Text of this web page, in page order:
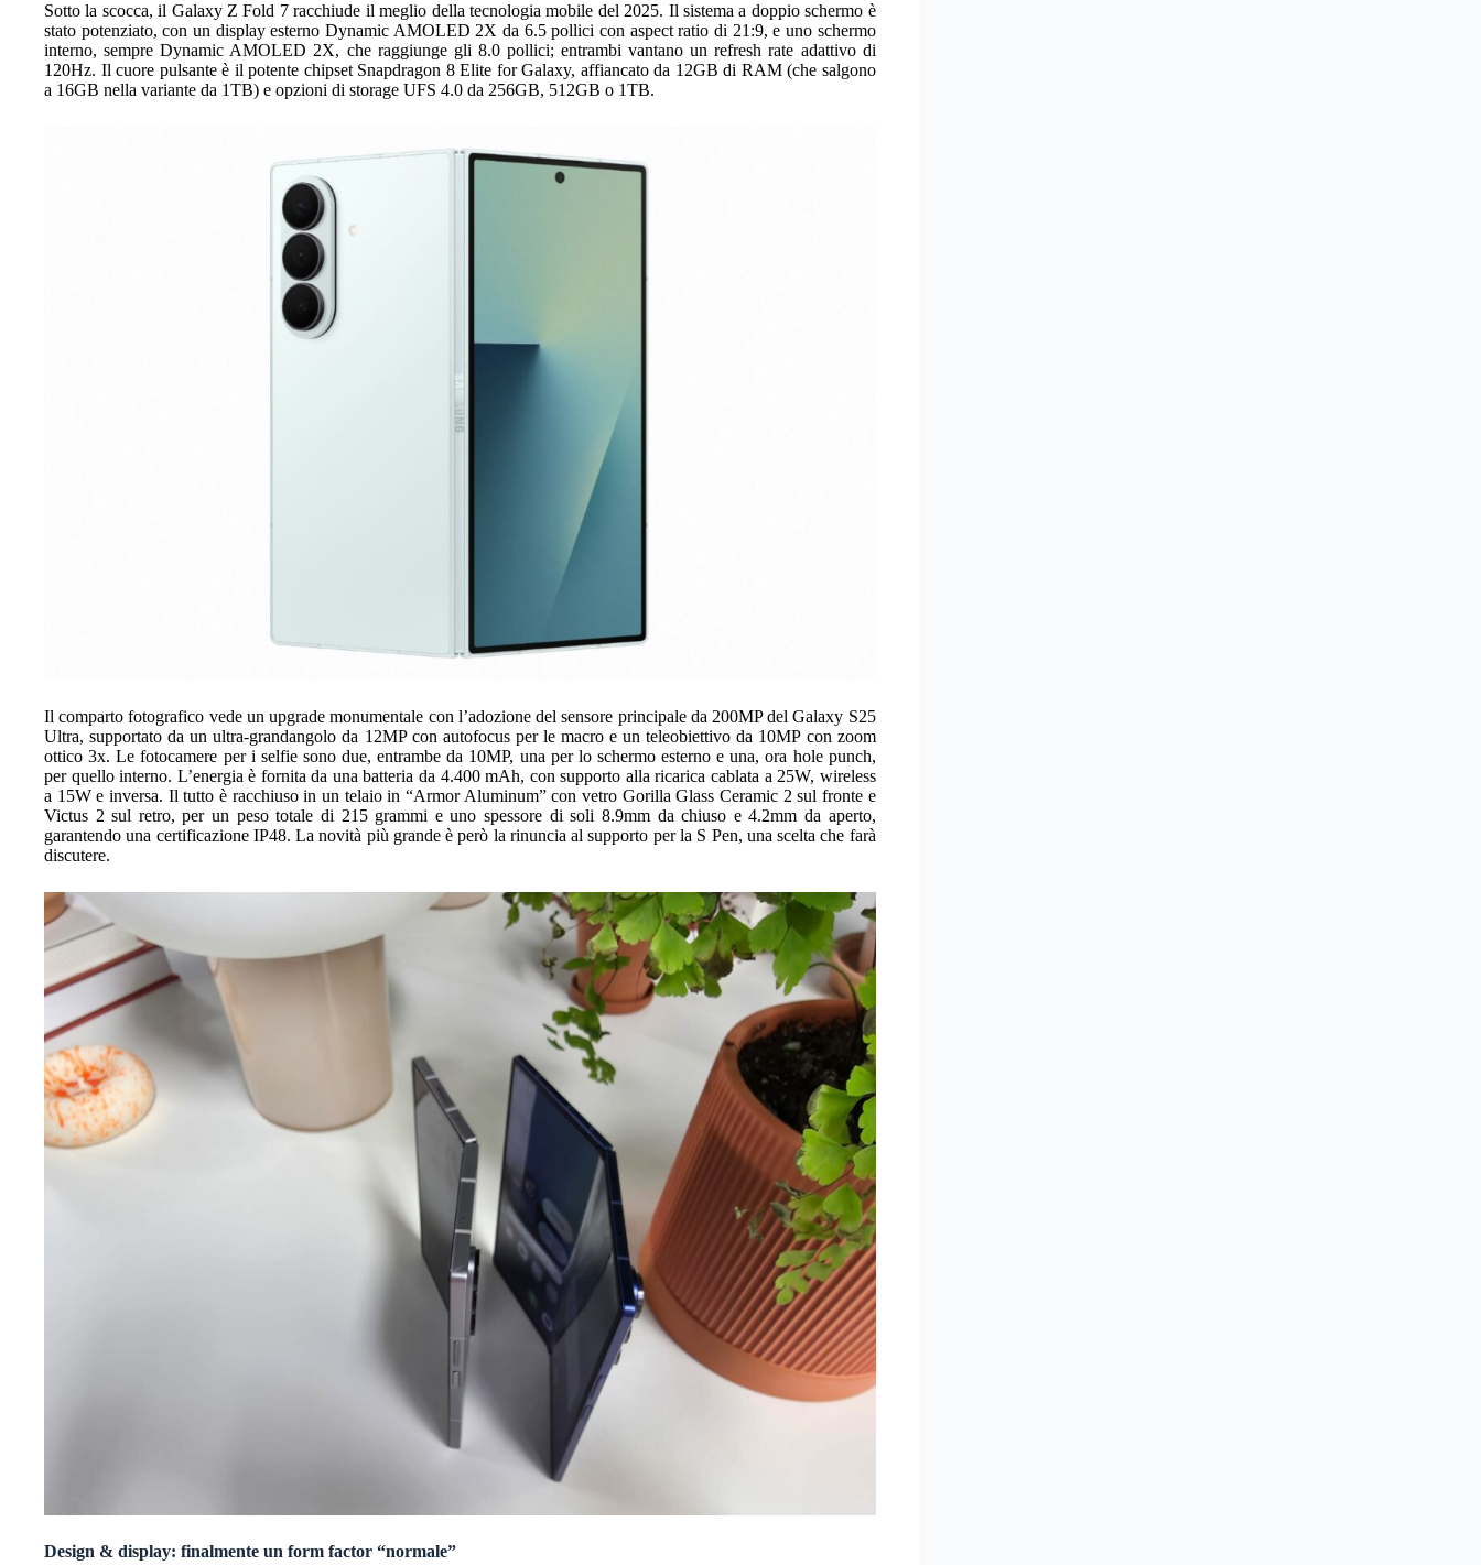
Sotto la scocca, il Galaxy Z Fold 7 racchiude il meglio della tecnologia mobile del 2025. Il sistema a doppio schermo è
stato potenziato, con un display esterno Dynamic AMOLED 2X da 6.5 pollici con aspect ratio di 21:9, e uno schermo
interno, sempre Dynamic AMOLED 2X, che raggiunge gli 8.0 pollici; entrambi vantano un refresh rate adattivo di
120Hz. Il cuore pulsante è il potente chipset Snapdragon 8 Elite for Galaxy, affiancato da 12GB di RAM (che salgono
a 16GB nella variante da 1TB) e opzioni di storage UFS 4.0 da 256GB, 512GB o 1TB.
Il comparto fotografico vede un upgrade monumentale con l’adozione del sensore principale da 200MP del Galaxy S25
Ultra, supportato da un ultra-grandangolo da 12MP con autofocus per le macro e un teleobiettivo da 10MP con zoom
ottico 3x. Le fotocamere per i selfie sono due, entrambe da 10MP, una per lo schermo esterno e una, ora hole punch,
per quello interno. L’energia è fornita da una batteria da 4.400 mAh, con supporto alla ricarica cablata a 25W, wireless
a 15W e inversa. Il tutto è racchiuso in un telaio in “Armor Aluminum” con vetro Gorilla Glass Ceramic 2 sul fronte e
Victus 2 sul retro, per un peso totale di 215 grammi e uno spessore di soli 8.9mm da chiuso e 4.2mm da aperto,
garantendo una certificazione IP48. La novità più grande è però la rinuncia al supporto per la S Pen, una scelta che farà
discutere.
Design & display: finalmente un form factor “normale”